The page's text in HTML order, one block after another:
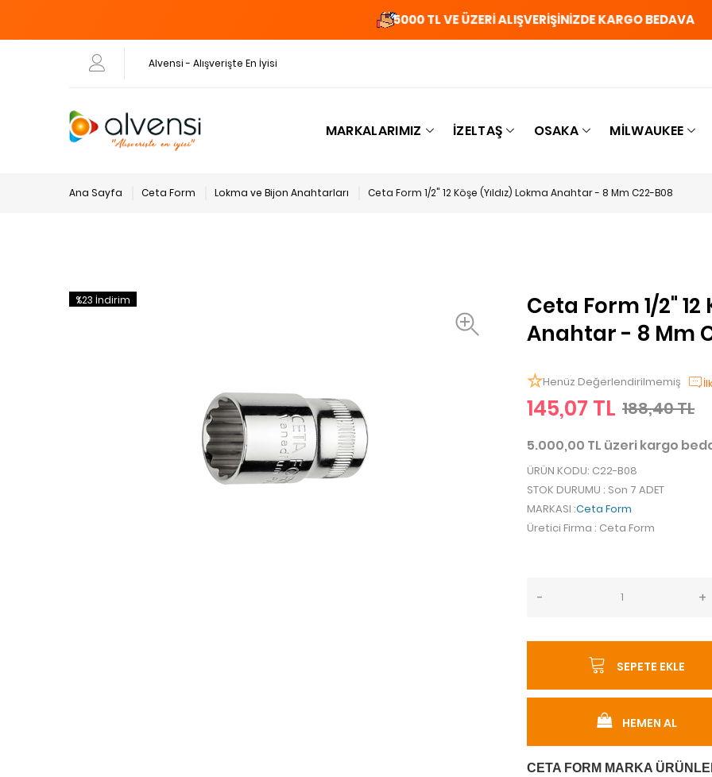
5000 TL VE ÜZERİ ALIŞVERİŞİNİZDE KARGO BEDAVA
Alvensi - Alışverişte En İyisi
MARKALARIMIZ İZELTAŞ OSAKA MILWAUKEE
Ana Sayfa Ceta Form Lokma ve Bijon Anahtarları Ceta Form 1/2" 12 Köşe (Yıldız) Lokma Anahtar - 8 Mm C22-B08
Ceta Form 1/2" 12
Anahtar - 8 Mm
Henüz Değerlendirilmemiş
145,07 TL 188,40 TL
5.000,00 TL üzeri kargo
ÜRÜN KODU: C22-B08
STOK DURUMU : Son 7 ADET
MARKASI :Ceta Form
Üretici Firma : Ceta Form
- +
SEPETE EKLE
HEMEN AL
CETA FORM MARKA
%23 İndirim